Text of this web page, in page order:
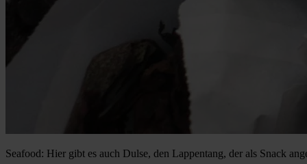
Seafood: Hier gibt es auch Dulse, den Lappentang, der als Snack